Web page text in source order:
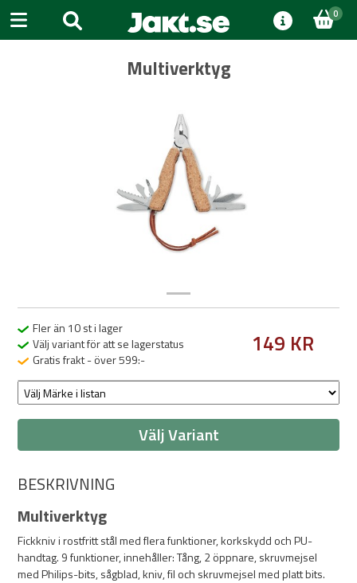
0
Multiverktyg
Fler än 10 st i lager
Välj variant för att se lagerstatus
Gratis frakt - över 599:-
149 KR
Välj Variant
BESKRIVNING
Multiverktyg
Fickkniv i rostfritt stål med flera funktioner, korkskydd och PU-
handtag. 9 funktioner, innehåller: Tång, 2 öppnare, skruvmejsel
med Philips-bits, sågblad, kniv, fil och skruvmejsel med platt bits.